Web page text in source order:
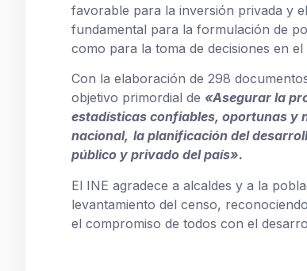
favorable para la inversión privada y
fundamental para la formulación de
como para la toma de decisiones en
Con la elaboración de 298
objetivo primordial de «Asegurar la
estadísticas confiables, oportunas y
nacional, la planificación del
público y privado del país».
El INE agradece a alcaldes y a la
levantamiento del censo,
el compromiso de todos con el